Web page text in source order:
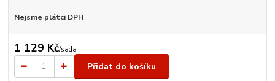
Nejsme plátci DPH
1 129 Kč/sada
Přidat do košíku